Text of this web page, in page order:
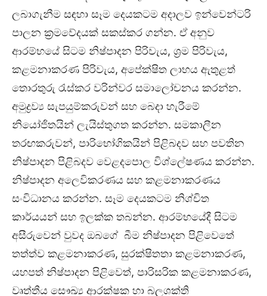
ලබාගැනීම සඳහා සෑම දෙයකටම අදාලව ඉන්වෙන්ටරි
පාලන ක්‍රමවේදයක් සකස්කර ගන්න. ඒ අනුව
ආරම්භයේ සිටම නිෂ්පාදන පිරිවැය, ශ්‍රම පිරිවැය,
කළමනාකරණ පිරිවැය, අපේක්ෂිත ලාභය ඇතුළත්
තොරතුරු රැස්කර වරින්වර සමාලෝචනය කරන්න.
අමුද්‍රව්‍ය සැපයුම්කරුවන් සහ බෙදා හැරීමේ
නියෝජිතයින් ලැයිස්තුගත කරන්න. සමකාලීන
තරඟකරුවන්, පාරිභෝගිකයින් පිළිබදව සහ පවතින
නිෂ්පාදන පිළිබදව වෙළදපොල විශ්ලේෂණය කරන්න.
නිෂ්පාදන අලෙවිකරණය සහ කළමනාකරණය
සංවිධානය කරන්න. සෑම දෙයකටම නිශ්චිත
කාර්යයන් සහ ඉලක්ක තබන්න. ආරම්භයේදී සිටම
අසීරුවෙන් වුවද ඔබගේ බීම නිෂ්පාදන පිළිවෙතේ
තත්ත්ව කළමනාකරණ, සුරක්ෂිතතා කළමනාකරණ,
යහපත් නිෂ්පාදන පිළිවෙත්, පාරිසරික කළමනාකරණ,
වෘත්තීය සෞඛ්‍ය ආරක්ෂක හා බලශක්ති